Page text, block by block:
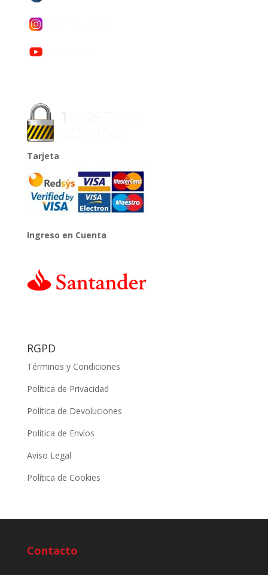
Tarjeta
Ingreso en Cuenta
RGPD
Términos y Condiciones
Política de Privacidad
Política de Devoluciones
Política de Envíos
Aviso Legal
Política de Cookies
Contacto